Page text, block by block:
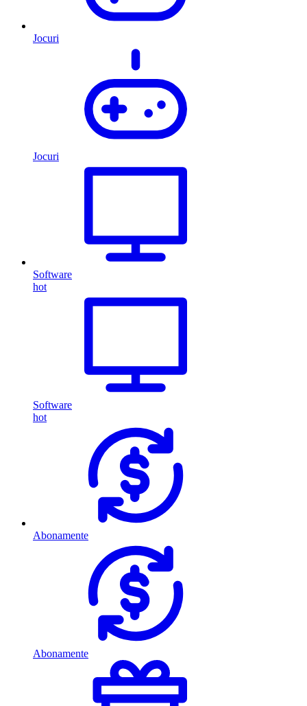
Jocuri
Jocuri
Software
hot
Software
hot
Abonamente
Abonamente